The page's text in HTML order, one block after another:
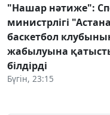
"Нашар нәтиже":
министрлігі
баскетбол
жабылуына
білдірді
Бүгін, 23:15